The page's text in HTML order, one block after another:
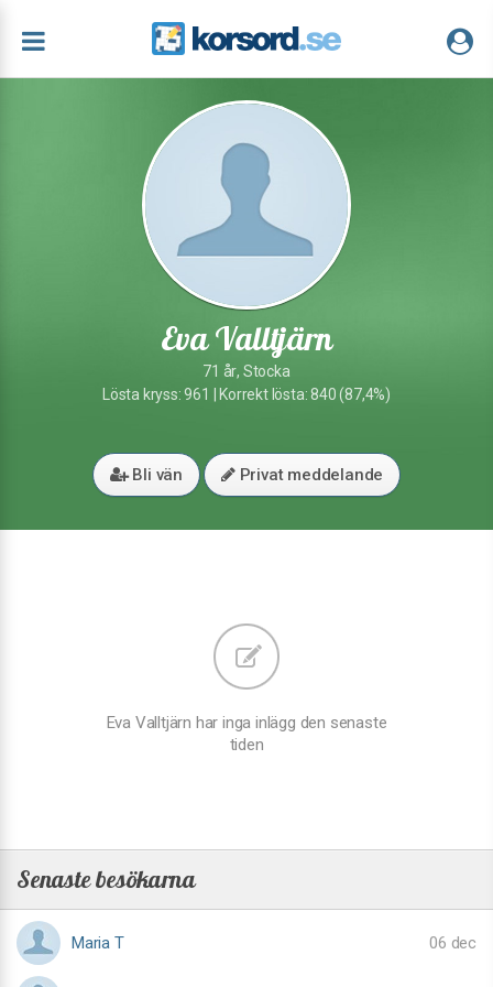
Eva Valltjärn
71 år, Stocka
Lösta kryss: 961 | Korrekt lösta: 840 (87,4%)
Bli vän Privat meddelande
Eva Valltjärn har inga inlägg den senaste
tiden
Senaste besökarna
Maria T 06 dec